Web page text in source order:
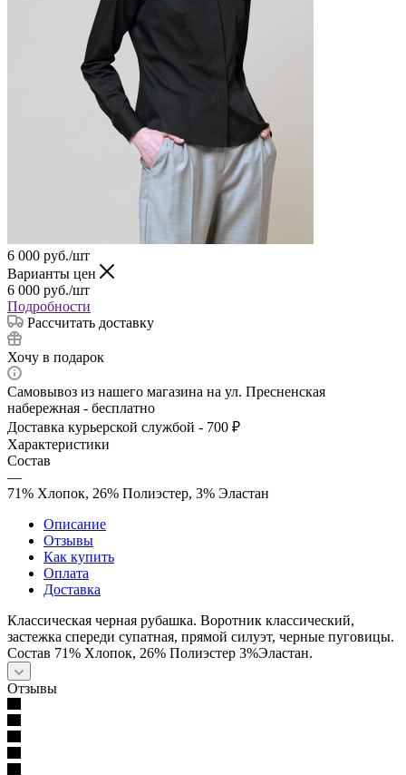
6 000 руб./шт
Варианты цен
6 000 руб./шт
Подробности
Рассчитать доставку
Хочу в подарок
Самовывоз из нашего магазина на ул. Пресненская
набережная - бесплатно
Доставка курьерской службой - 700 ₽
Характеристики
Состав
—
71% Хлопок, 26% Полиэстер, 3% Эластан
Описание
Отзывы
Как купить
Оплата
Доставка
Классическая черная рубашка. Воротник классический,
застежка спереди супатная, прямой силуэт, черные пуговицы.
Состав 71% Хлопок, 26% Полиэстер 3%Эластан.
Отзывы